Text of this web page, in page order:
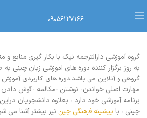
۰۹۰۵۶۱۲۷۱۶۶
گروه آموزشی دارالترجمه نیک با بکار گیری منابع و
به روز برگزار کننده دوره های اموزشی زبان
گروهی و آنلاین می باشد.دوره های کاربردی آموزش
مهارت اصلی خواندن- نوشتن -مکالمه -گوش دادن
برنامه آموزشی خود دارد ، بعلاوه دانشجویان
چینی ، با پیشینه فرهنگی چین نیز بیشتر آشنا می